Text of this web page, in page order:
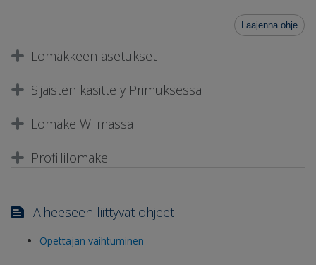
Laajenna ohje
Lomakkeen asetukset
Sijaisten käsittely Primuksessa
Lomake Wilmassa
Profiililomake
Aiheeseen liittyvät ohjeet
Opettajan vaihtuminen